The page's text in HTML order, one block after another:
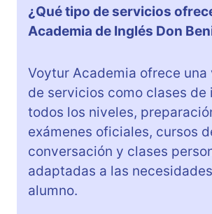
¿Qué tipo de servicios
Academia de Inglés Don
Voytur Academia ofrece una
de servicios como clases de
todos los niveles,
exámenes oficiales, cursos
conversación y clases
adaptadas a las
alumno.